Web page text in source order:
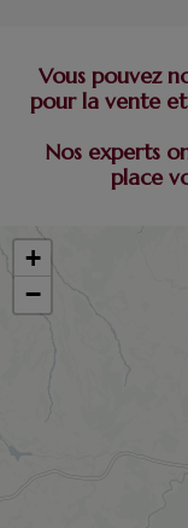
Vous pouvez
pour la vente
Nos experts
place
+
−